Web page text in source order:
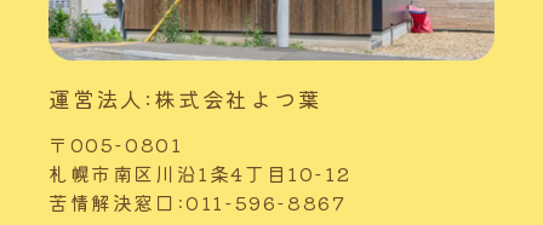
運営法人:株式会社よつ葉
〒005-0801
札幌市南区川沿1条4丁目10-12
苦情解決窓口:011-596-8867